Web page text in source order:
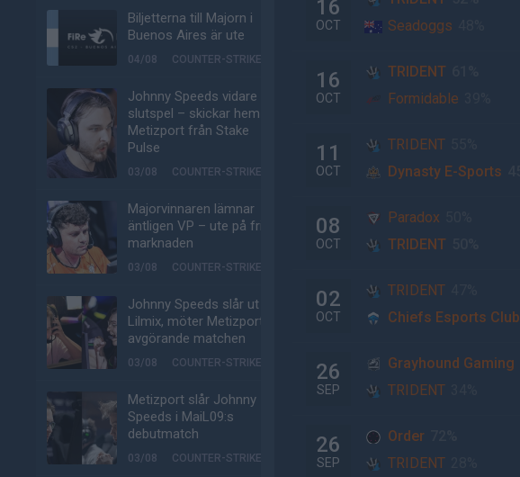
Biljetterna till Majorn i
Buenos Aires är ute
04/08 COUNTER-STRIKE
Johnny Speeds vidare till
slutspel – skickar hem
Metizport från Stake
Pulse
03/08 COUNTER-STRIKE
Majorvinnaren lämnar
äntligen VP – ute på fria
marknaden
03/08 COUNTER-STRIKE
Johnny Speeds slår ut
Lilmix, möter Metizport i
avgörande matchen
03/08 COUNTER-STRIKE
Metizport slår Johnny
Speeds i MaiL09:s
debutmatch
03/08 COUNTER-STRIKE
16
OCT
Seadoggs
16
OCT
TRIDENT
Formidable
11
OCT
TRIDENT
Dynasty E-Sports
08
OCT
Paradox
TRIDENT
02
OCT
TRIDENT
Chiefs Esports Club
26
SEP
Grayhound Gaming
TRIDENT
26
SEP
Order
TRIDENT